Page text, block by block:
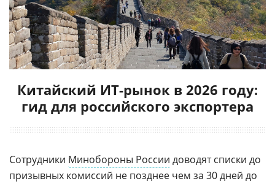
Китайский ИТ-рынок в 2026 году:
гид для российского экспортера
Сотрудники Минобороны России доводят списки до
призывных комиссий не позднее чем за 30 дней до